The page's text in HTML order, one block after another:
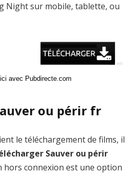
Night sur mobile, tablette, ou
avec Pubdirecte.com
ou périr fr
le téléchargement de films, il
Sauver ou périr
hors connexion est une option